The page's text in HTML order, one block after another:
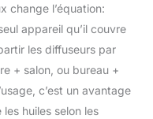
change l’équation:
appareil qu’il couvre
les diffuseurs par
+ salon, ou bureau +
c’est un avantage
huiles selon les